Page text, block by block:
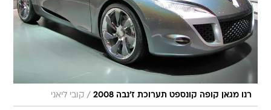
רנו מגאן קופה קונספט תערוכת ז'נבה 2008 / קובי ליאני